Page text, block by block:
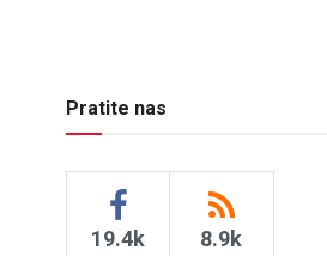
Pratite nas
19.4k 8.9k